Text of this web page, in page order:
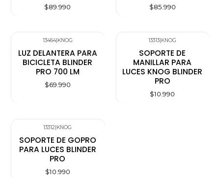
$89.990 $85.990
13464| KNOG
LUZ DELANTERA PARA
BICICLETA BLINDER
PRO 700 LM
$69.990
13313 KNOG
SOPORTE DE
MANILLAR PARA
LUCES KNOG BLINDER
PRO
$10.990
13312 KNOG
SOPORTE DE GOPRO
PARA LUCES BLINDER
PRO
$10.990